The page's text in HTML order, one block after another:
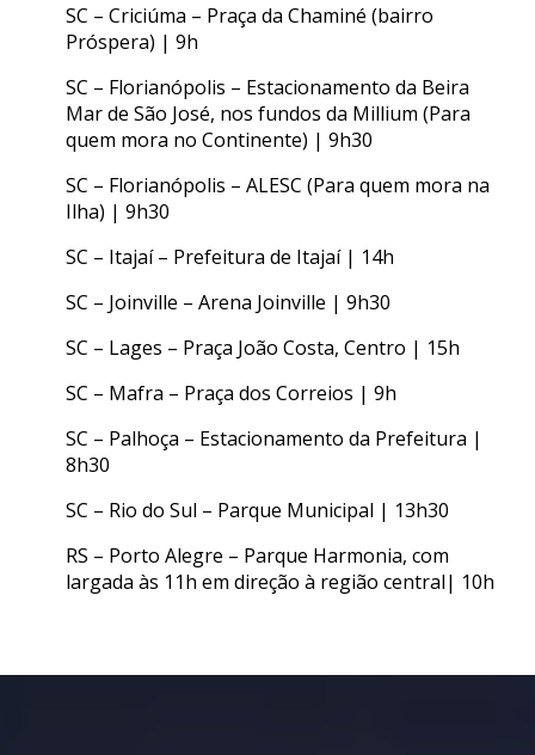
SC – Criciúma – Praça da Chaminé (bairro
Próspera) | 9h
SC – Florianópolis – Estacionamento da Beira
Mar de São José, nos fundos da Millium (Para
quem mora no Continente) | 9h30
SC – Florianópolis – ALESC (Para quem mora na
Ilha) | 9h30
SC – Itajaí – Prefeitura de Itajaí | 14h
SC – Joinville – Arena Joinville | 9h30
SC – Lages – Praça João Costa, Centro | 15h
SC – Mafra – Praça dos Correios | 9h
SC – Palhoça – Estacionamento da Prefeitura |
8h30
SC – Rio do Sul – Parque Municipal | 13h30
RS – Porto Alegre – Parque Harmonia, com
largada às 11h em direção à região central| 10h